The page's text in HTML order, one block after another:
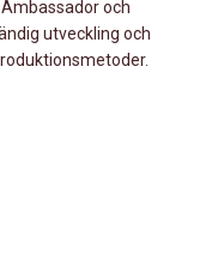
och
utveckling och